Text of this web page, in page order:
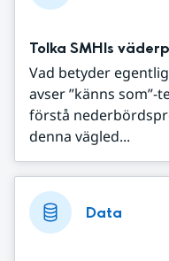
Tolka SMHIs
Vad betyder
avser ”känns
förstå
denna vägled...
Data